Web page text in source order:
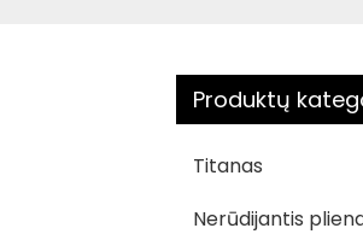
Produktų
Titanas
Nerūdijantis